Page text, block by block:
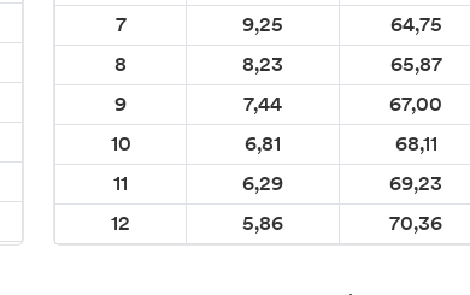
7
9,25
64,75
8
8,23
65,87
9
7,44
67,00
10
6,81
68,11
11
6,29
69,23
12
5,86 70,36